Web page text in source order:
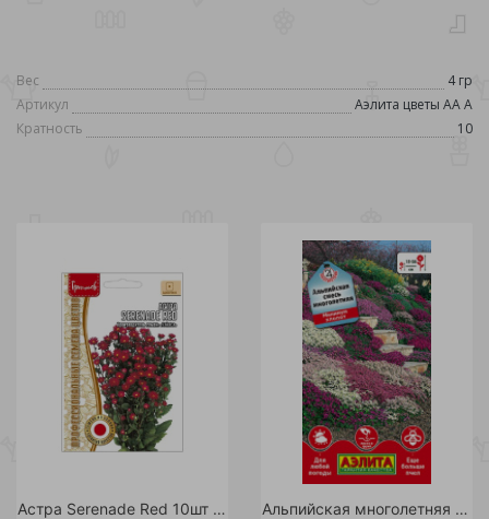
Вес
4 гр
Артикул
Аэлита цветы АА А
Кратность
10
Астра Serenade Red 10шт /10 Альпийская многолетняя смесь цветов 0,2 гр/10